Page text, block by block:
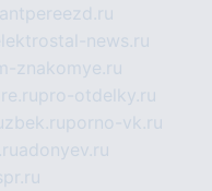
news.ru
znakomye.ru
pro-otdelky.ru
porno-vk.ru
adonyev.ru